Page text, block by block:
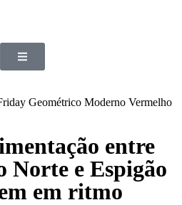
entre
Norte e Espigão
em ritmo